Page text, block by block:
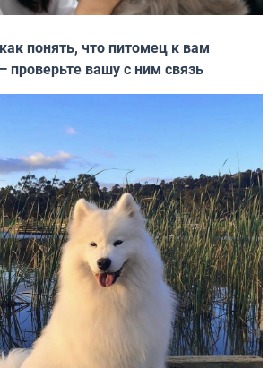
понять, что питомец к вам
проверьте вашу с ним связь